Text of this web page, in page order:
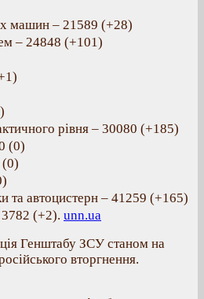
машин ‒ 21589 (+28)
‒ 24848 (+101)
рівня ‒ 30080 (+185)
(0)
(0)
та автоцистерн ‒ 41259 (+165)
3782 (+2). unn.ua
Генштабу ЗСУ станом на
вторгнення.